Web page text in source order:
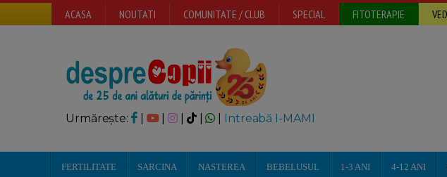
ACASA NOUTATI COMUNITATE / CLUB SPECIAL FITOTERAPIE
Urmărește: | | Intreabă I-MAMI
FERTILITATE SARCINA NASTEREA BEBELUSUL 1-3 ANI 4-12 ANI